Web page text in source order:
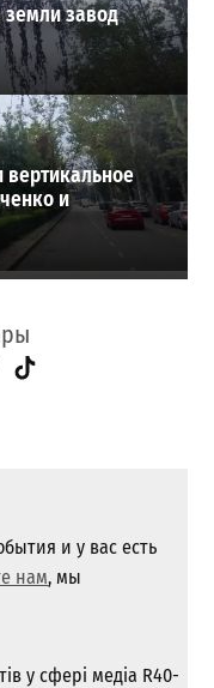
земли завод
и
TikTok
и у вас есть
нам, мы
у сфері медіа R40-